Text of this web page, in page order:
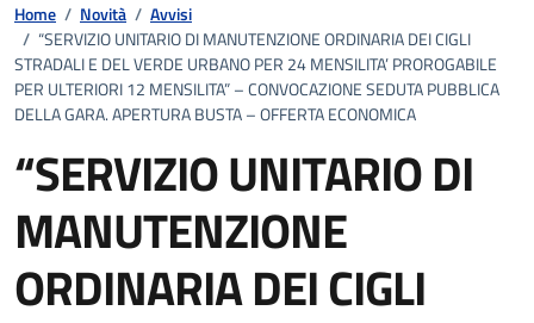
Home / Novità / Avvisi
/ “SERVIZIO UNITARIO DI MANUTENZIONE ORDINARIA DEI CIGLI
STRADALI E DEL VERDE URBANO PER 24 MENSILITA’ PROROGABILE
PER ULTERIORI 12 MENSILITA” – CONVOCAZIONE SEDUTA PUBBLICA
DELLA GARA. APERTURA BUSTA – OFFERTA ECONOMICA
“SERVIZIO UNITARIO DI
MANUTENZIONE
ORDINARIA DEI CIGLI